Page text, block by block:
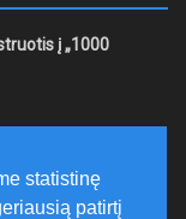
į „1000
ugdymo programas
statistinę
patirtį